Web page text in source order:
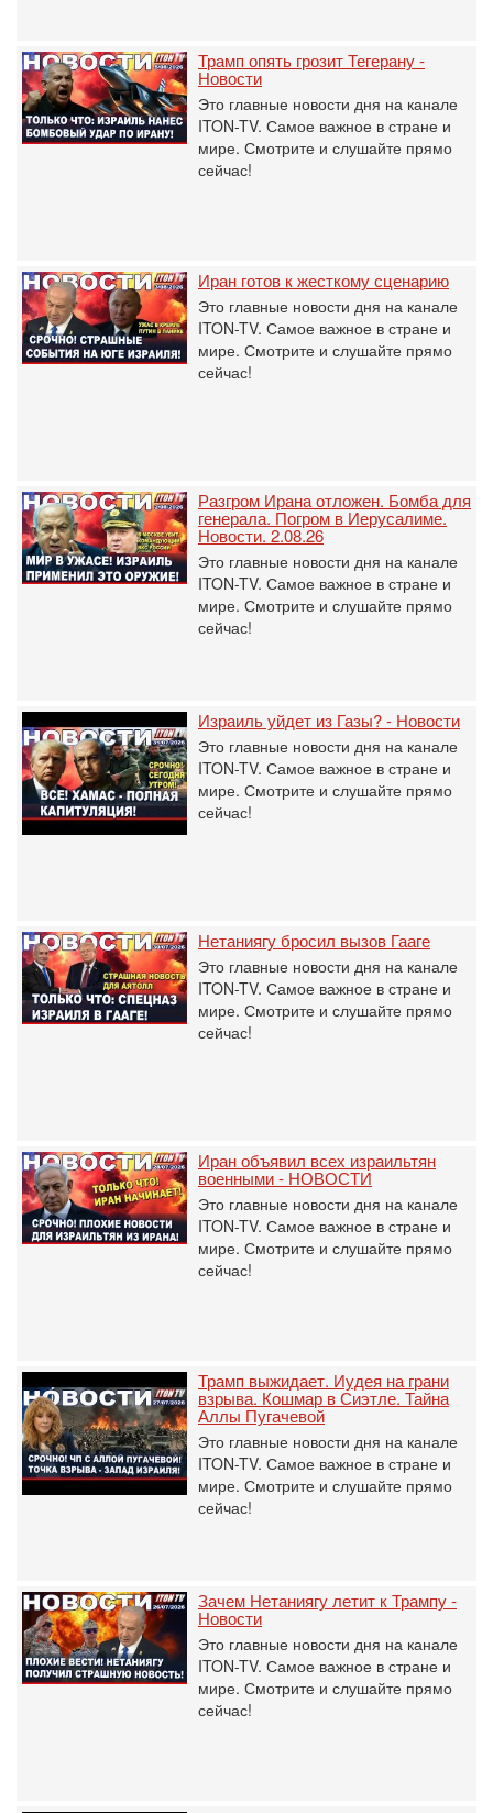
Трамп опять грозит Тегерану -
Новости
Это главные новости дня на канале
ITON-TV. Самое важное в стране и
мире. Смотрите и слушайте прямо
сейчас!
Иран готов к жесткому сценарию
Это главные новости дня на канале
ITON-TV. Самое важное в стране и
мире. Смотрите и слушайте прямо
сейчас!
Разгром Ирана отложен. Бомба для
генерала. Погром в Иерусалиме.
Новости. 2.08.26
Это главные новости дня на канале
ITON-TV. Самое важное в стране и
мире. Смотрите и слушайте прямо
сейчас!
Израиль уйдет из Газы? - Новости
Это главные новости дня на канале
ITON-TV. Самое важное в стране и
мире. Смотрите и слушайте прямо
сейчас!
Нетаниягу бросил вызов Гааге
Это главные новости дня на канале
ITON-TV. Самое важное в стране и
мире. Смотрите и слушайте прямо
сейчас!
Иран объявил всех израильтян
военными - НОВОСТИ
Это главные новости дня на канале
ITON-TV. Самое важное в стране и
мире. Смотрите и слушайте прямо
сейчас!
Трамп выжидает. Иудея на грани
взрыва. Кошмар в Сиэтле. Тайна
Аллы Пугачевой
Это главные новости дня на канале
ITON-TV. Самое важное в стране и
мире. Смотрите и слушайте прямо
сейчас!
Зачем Нетаниягу летит к Трампу -
Новости
Это главные новости дня на канале
ITON-TV. Самое важное в стране и
мире. Смотрите и слушайте прямо
сейчас!